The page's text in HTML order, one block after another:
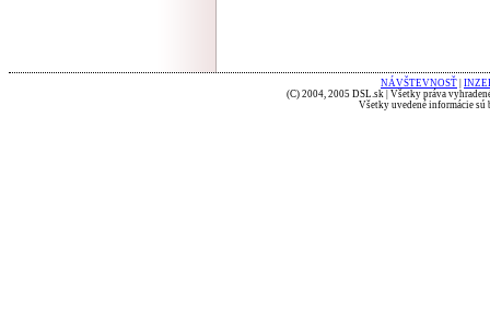
NÁVŠTEVNOSŤ
(C) 2004, 2005 DSL.sk | Všetky práva
Všetky uvedené informácie sú